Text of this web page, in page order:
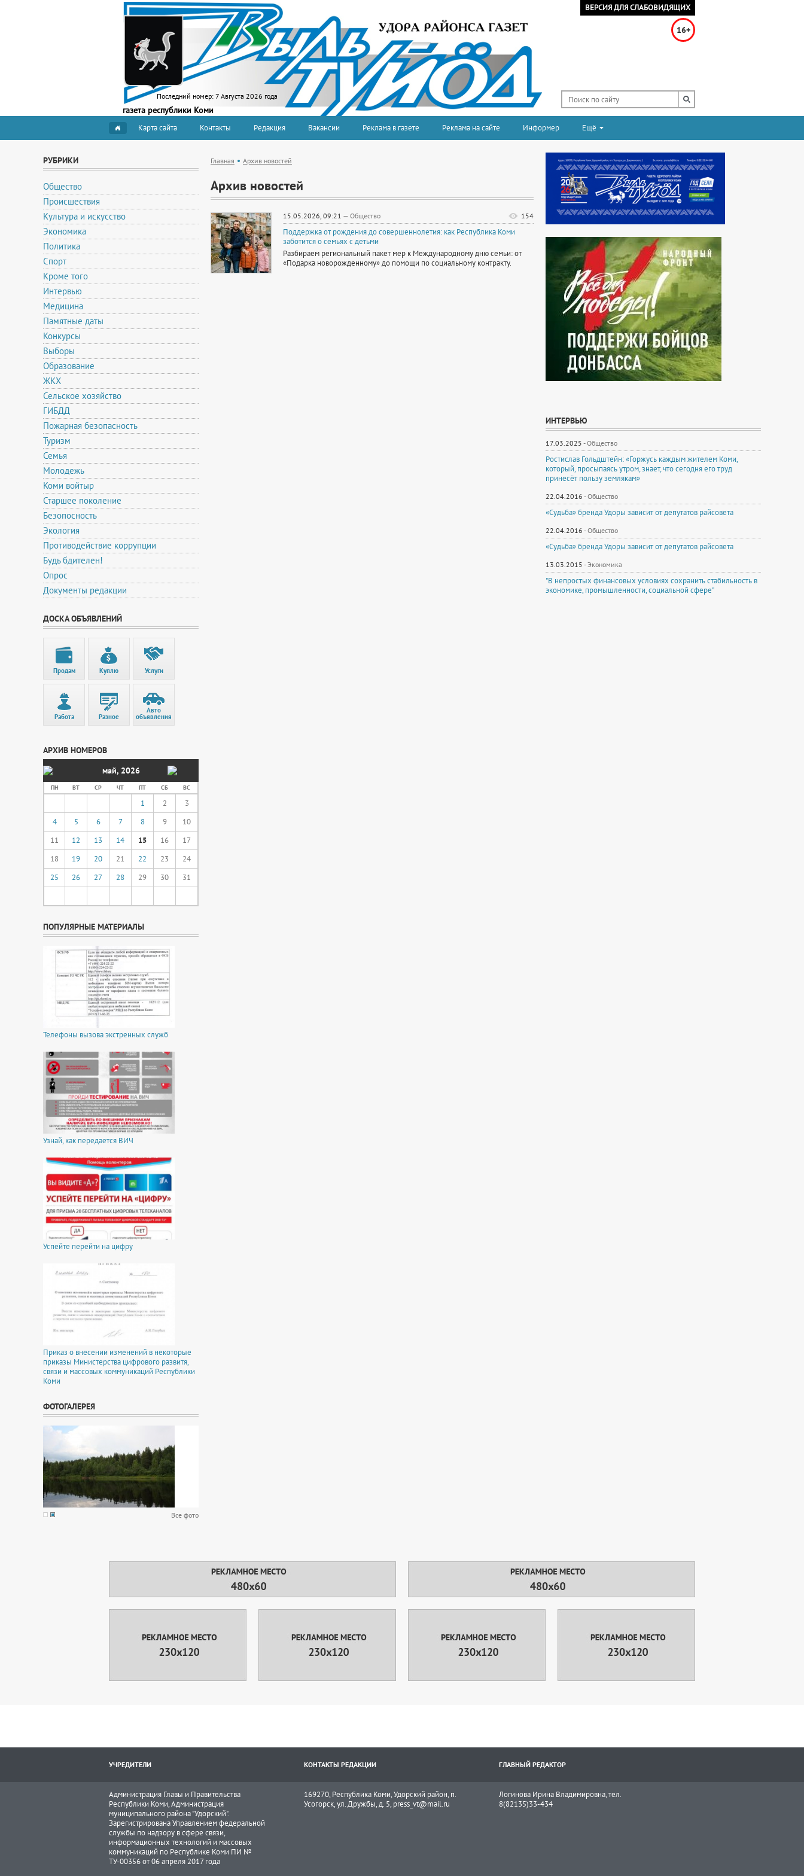
ВЕРСИЯ ДЛЯ СЛАБОВИДЯЩИХ
Последний номер: 7 Августа 2026 года
16+
газета республики Коми
Карта сайта Контакты Редакция Вакансии Реклама в газете Реклама на сайте Информер Ещё
РУБРИКИ
Общество
Происшествия
Культура и искусство
Экономика
Политика
Спорт
Кроме того
Интервью
Медицина
Памятные даты
Конкурсы
Выборы
Образование
ЖКХ
Сельское хозяйство
ГИБДД
Пожарная безопасность
Туризм
Семья
Молодежь
Коми войтыр
Старшее поколение
Безопосность
Экология
Противодействие коррупции
Будь бдителен!
Опрос
Документы редакции
ДОСКА ОБЪЯВЛЕНИЙ
Продам Куплю Услуги
Работа Разное
Авто
объявления
АРХИВ НОМЕРОВ
май, 2026
ПН ВТ СР ЧТ ПТ СБ ВС
1 2
3
4
5 6 7 8 9
10
11
12 13 14 15 16
17
18
19 20 21 22 23
24
25
26 27 28 29 30 31
ПОПУЛЯРНЫЕ МАТЕРИАЛЫ
Телефоны вызова экстренных служб
Узнай, как передается ВИЧ
Успейте перейти на цифру
Приказ о внесении изменений в некоторые
приказы Министерства цифрового развитя,
связи и массовых коммуникаций Республики
Коми
ФОТОГАЛЕРЕЯ
Все фото
Главная Архив новостей
Архив новостей
154
15.05.2026, 09:21 — Общество
Поддержка от рождения до совершеннолетия: как Республика Коми
заботится о семьях с детьми
Разбираем региональный пакет мер к Международному дню семьи: от
«Подарка новорожденному» до помощи по социальному контракту.
ИНТЕРВЬЮ
17.03.2025 -Общество
Ростислав Гольдштейн: «Горжусь каждым жителем Коми,
который, просыпаясь утром, знает, что сегодня его труд
принесёт пользу землякам»
22.04.2016 -Общество
«Судьба» бренда Удоры зависит от депутатов райсовета
22.04.2016 -Общество
«Судьба» бренда Удоры зависит от депутатов райсовета
13.03.2015 -Экономика
"В непростых финансовых условиях сохранить стабильность в
экономике, промышленности, социальной сфере"
УЧРЕДИТЕЛИ КОНТАКТЫ РЕДАКЦИИ ГЛАВНЫЙ РЕДАКТОР
Администрация Главы и Правительства
Республики Коми, Администрация
муниципального района "Удорский".
Зарегистрирована Управлением федеральной
службы по надзору в сфере связи,
информационных технологий и массовых
коммуникаций по Республике Коми ПИ №
ТУ-00356 от 06 апреля 2017 года
169270, Республика Коми, Удорский район, п.
Усогорск, ул. Дружбы, д. 5, press_vt@mail.ru
Логинова Ирина Владимировна, тел.
8(82135)33-434